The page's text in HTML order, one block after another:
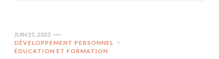
JUIN 25, 2023
DÉVELOPPEMENT PERSONNEL
ÉDUCATION ET FORMATION